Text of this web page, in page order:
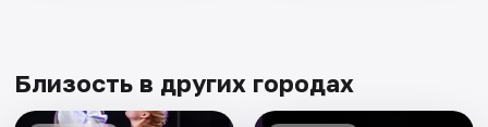
Близость в других городах